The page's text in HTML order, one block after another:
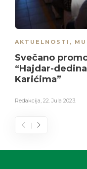
AKTUELNOSTI ,
Svečano
“Hajdar-
Karićima”
Redakcija, 22. Jula 2023.